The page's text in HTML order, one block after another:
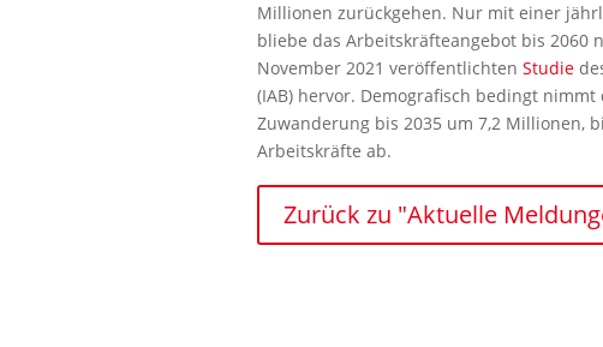
Millionen zurückgehen. Nur mit einer
bliebe das Arbeitskräfteangebot bis 2060
November 2021 veröffentlichten Studie
(IAB) hervor. Demografisch bedingt
Zuwanderung bis 2035 um 7,2 Millionen,
Arbeitskräfte ab.
Zurück zu "Aktuelle